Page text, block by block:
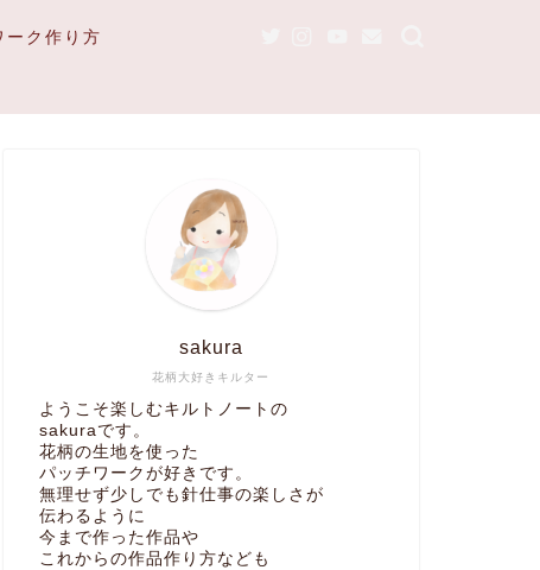
ーク作り方
花柄大好きキルター
sakura
ようこそ楽しむキルトノートの
sakuraです。
花柄の生地を使った
パッチワークが好きです。
無理せず少しでも針仕事の楽しさが
伝わるように
今まで作った作品や
これからの作品作り方なども